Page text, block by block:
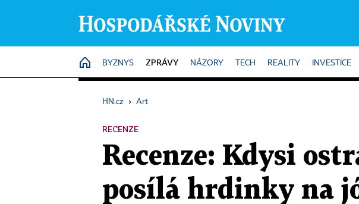
HOME
BYZNYS ZPRÁVY NÁZORY TECH REALITY INVESTICE
HN.cz › Art
RECENZE
Recenze: Kdysi
posílá hrdinky na